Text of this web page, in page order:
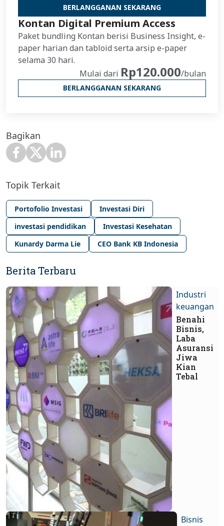
BERLANGGANAN SEKARANG
Kontan Digital Premium Access
Paket bundling Kontan berisi Business Insight, e-
paper harian dan tabloid serta arsip e-paper
selama 30 hari.
Mulai dari Rp120.000/bulan
BERLANGGANAN SEKARANG
Bagikan
Topik Terkait
Portofolio Investasi
Investasi Diri
investasi pendidikan
Investasi Kesehatan
Kunardy Darma Lie
CEO Bank KB Indonesia
Berita Terbaru
Industri
keuangan
Benahi
Bisnis,
Laba
Asuransi
Jiwa
Kian
Tebal
Bisnis